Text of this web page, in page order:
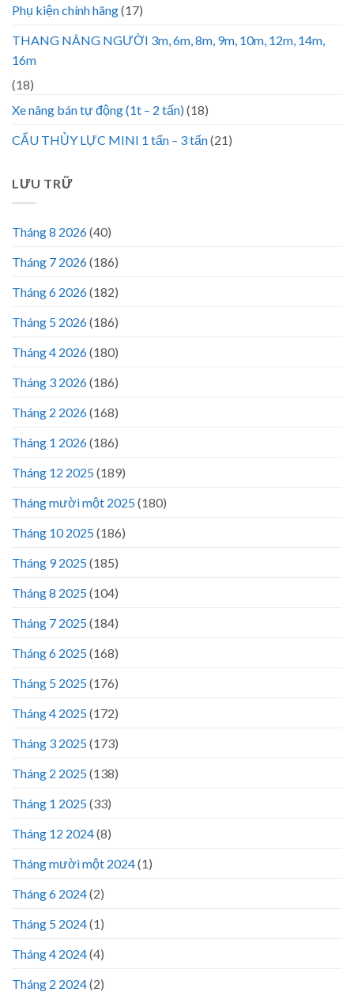
Phụ kiện chính hãng(17)
THANG NÂNG NGƯỜI 3m, 6m, 8m, 9m, 10m, 12m, 14m,
16m
(18)
Xe nâng bán tự động (1t – 2 tấn)(18)
CẨU THỦY LỰC MINI 1 tấn – 3 tấn(21)
LƯU TRỮ
Tháng 8 2026(40)
Tháng 7 2026(186)
Tháng 6 2026(182)
Tháng 5 2026(186)
Tháng 4 2026(180)
Tháng 3 2026(186)
Tháng 2 2026(168)
Tháng 1 2026(186)
Tháng 12 2025(189)
Tháng mười một 2025(180)
Tháng 10 2025(186)
Tháng 9 2025(185)
Tháng 8 2025(104)
Tháng 7 2025(184)
Tháng 6 2025(168)
Tháng 5 2025(176)
Tháng 4 2025(172)
Tháng 3 2025(173)
Tháng 2 2025(138)
Tháng 1 2025(33)
Tháng 12 2024(8)
Tháng mười một 2024(1)
Tháng 6 2024(2)
Tháng 5 2024(1)
Tháng 4 2024(4)
Tháng 2 2024(2)